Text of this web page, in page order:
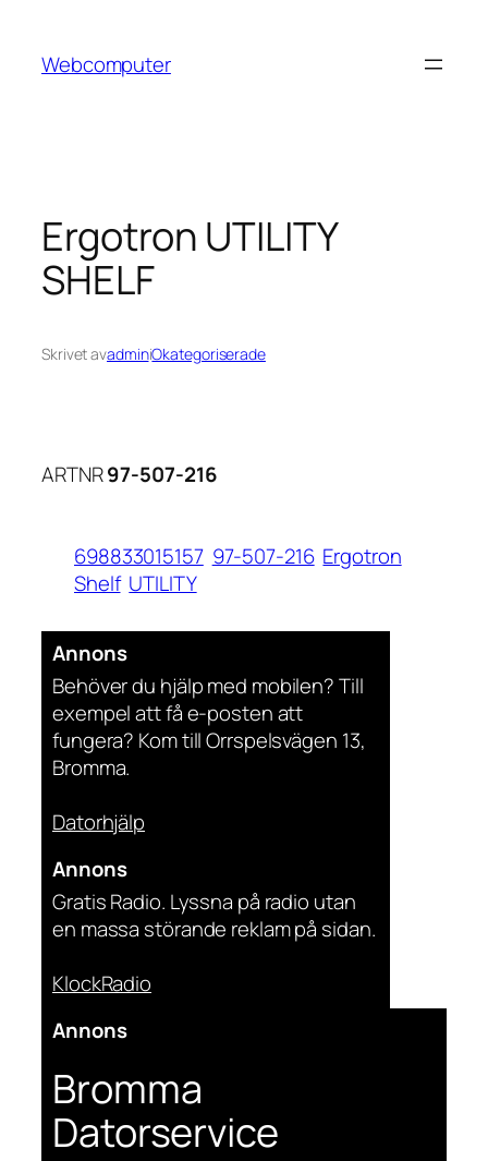
innehåll
Webcomputer
Ergotron UTILITY
SHELF
Skrivet avadminiOkategoriserade
ARTNR97-507-216
698833015157 97-507-216 Ergotron
Shelf UTILITY
Annons
Behöver du hjälp med mobilen? Till
exempel att få e-posten att
fungera? Kom till Orrspelsvägen 13,
Bromma.
Datorhjälp
Annons
Gratis Radio. Lyssna på radio utan
en massa störande reklam på sidan.
KlockRadio
Annons
Bromma
Datorservice